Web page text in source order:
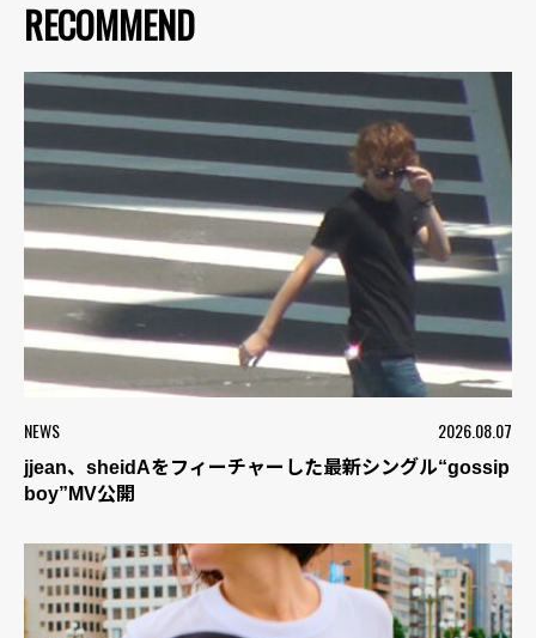
RECOMMEND
NEWS 2026.08.07
jjean、sheidAをフィーチャーした最新シングル“gossip
boy”MV公開